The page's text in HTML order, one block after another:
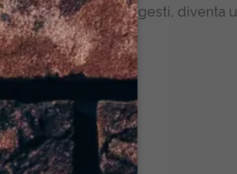
con dei semplici gesti, diventa